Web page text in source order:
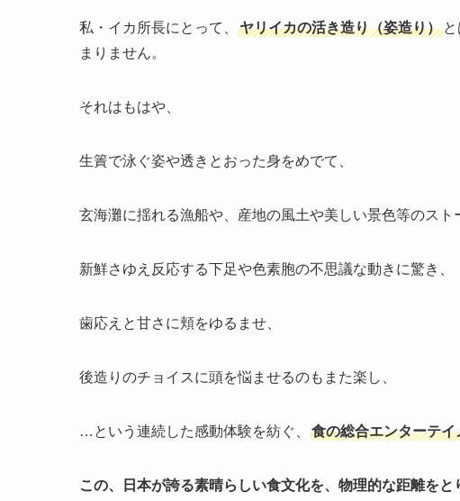
私・イカ所長にとって、 ヤリイカの活き造り（姿造り）
まりません。
それはもはや、
生簀で泳ぐ姿や透きとおった身をめでて、
玄海灘に揺れる漁船や、産地の風土や美しい景色等のスト
新鮮さゆえ反応する下足や色素胞の不思議な動きに驚き、
歯応えと甘さに頬をゆるませ、
後造りのチョイスに頭を悩ませるのもまた楽し、
…という連続した感動体験を紡ぐ、 食の総合エンターテイ
この、日本が誇る素晴らしい食文化を、物理的な距離を